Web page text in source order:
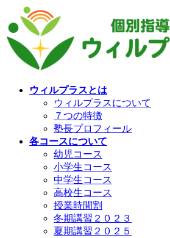
ン
テ
ン
ビ
ゲ
ー
ウィルプラスとは
ウィルプラスについて
７つの特徴
塾長プロフィール
各コースについて
幼児コース
小学生コース
中学生コース
高校生コース
授業時間割
冬期講習２０２３
夏期講習２０２５